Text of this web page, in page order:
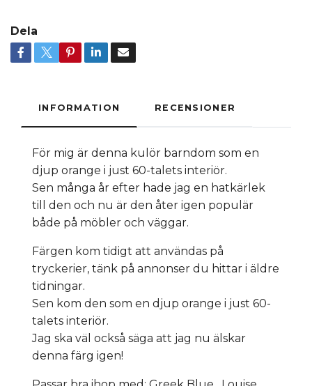
Dela
INFORMATION RECENSIONER
För mig är denna kulör barndom som en
djup orange i just 60-talets interiör.
Sen många år efter hade jag en hatkärlek
till den och nu är den åter igen populär
både på möbler och väggar.
Färgen kom tidigt att användas på
tryckerier, tänk på annonser du hittar i äldre
tidningar.
Sen kom den som en djup orange i just 60-
talets interiör.
Jag ska väl också säga att jag nu älskar
denna färg igen!